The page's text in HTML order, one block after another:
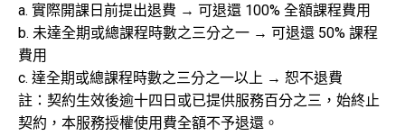
a. 實際開課日前提出退費 → 可退還 100% 全額課程費用
b. 未達全期或總課程時數之三分之一 → 可退還 50% 課程
費用
c. 達全期或總課程時數之三分之一以上 → 恕不退費
註：契約生效後逾十四日或已提供服務百分之三，始終止
契約，本服務授權使用費全額不予退還。